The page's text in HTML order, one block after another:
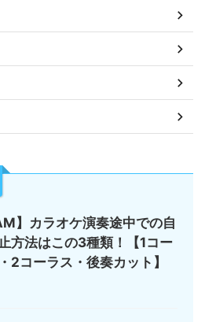
】カラオケ演奏途中での自
方法はこの3種類！【1コー
2コーラス・後奏カット】